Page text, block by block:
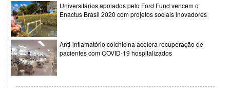
Universitários apoiados pelo Ford Fund vencem o
Enactus Brasil 2020 com projetos sociais inovadores
Anti-inflamatório colchicina acelera recuperação de
pacientes com COVID-19 hospitalizados